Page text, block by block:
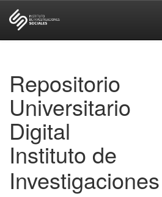
Repositorio
Universitario
Digital
Instituto de